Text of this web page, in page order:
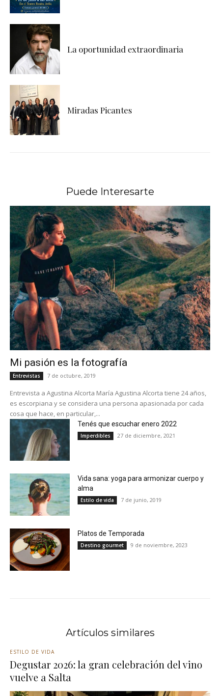
La oportunidad extraordinaria
Miradas Picantes
Puede Interesarte
Mi pasión es la fotografía
Entrevistas 7 de octubre, 2019
Entrevista a Agustina Alcorta María Agustina Alcorta tiene 24 años,
es escorpiana y se considera una persona apasionada por cada
cosa que hace, en particular,...
Tenés que escuchar enero 2022
Imperdibles 27 de diciembre, 2021
Vida sana: yoga para armonizar cuerpo y
alma
Estilo de vida 7 de junio, 2019
Platos de Temporada
Destino gourmet 9 de noviembre, 2023
Artículos similares
ESTILO DE VIDA
Degustar 2026: la gran celebración del vino
vuelve a Salta